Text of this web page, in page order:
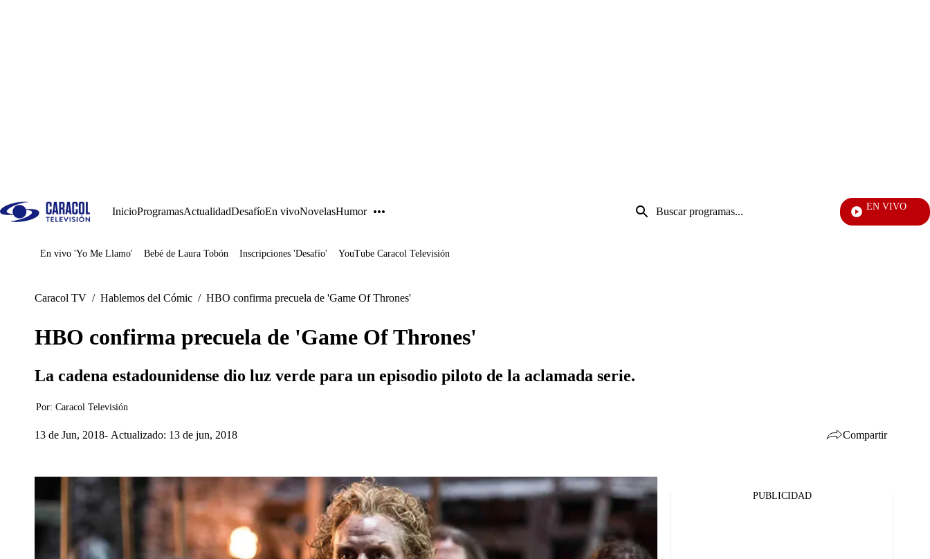
InicioProgramasActualidadDesafíoEn vivoNovelasHumor
Entrada
de
EN VIVO
Juegos
En vivo 'Yo Me Llamo' Bebé de Laura Tobón Inscripciones 'Desafío' YouTube Caracol Televisión
Caracol TV / Hablemos del Cómic / HBO confirma precuela de 'Game Of Thrones'
HBO confirma precuela de 'Game Of Thrones'
La cadena estadounidense dio luz verde para un episodio piloto de la aclamada serie.
Por: Caracol Televisión
13 de Jun, 2018 Actualizado: 13 de jun, 2018 Compartir
PUBLICIDAD